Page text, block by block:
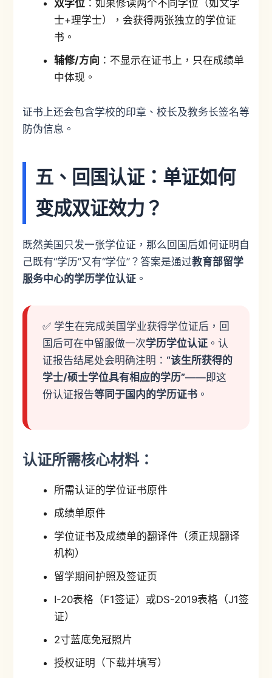
双学位：如果修读两个不同学位（如文学
士+理学士），会获得两张独立的学位证
书。
辅修/方向 ：不显示在证书上，只在成绩单
中体现。
证书上还会包含学校的印章、校长及教务长签名等
防伪信息。
五、回国认证：单证如何
变成双证效力？
既然美国只发一张学位证，那么回国后如何证明自
己既有“学历”又有“学位”？答案是通过教育部留学
服务中心的学历学位认证。
✅ 学生在完成美国学业获得学位证后，回
国后可在中留服做一次学历学位认证。认
证报告结尾处会明确注明： “该生所获得的
学士/硕士学位具有相应的学历”——即这
份认证报告等同于国内的学历证书。
认证所需核心材料：
所需认证的学位证书原件
成绩单原件
学位证书及成绩单的翻译件（须正规翻译
机构）
留学期间护照及签证页
I-20表格（F1签证）或DS-2019表格（J1签
证）
2寸蓝底免冠照片
授权证明（下载并填写）